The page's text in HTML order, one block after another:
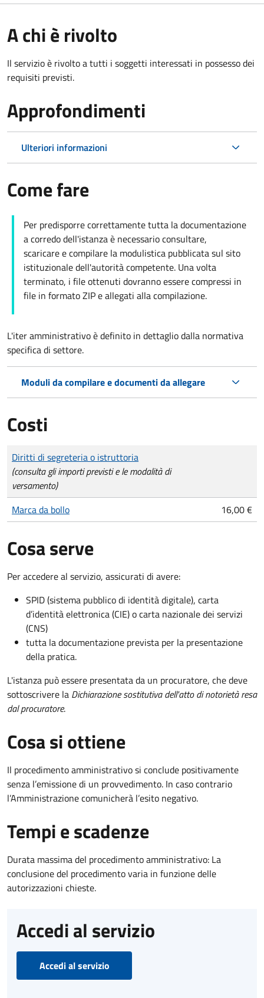
A chi è rivolto
Il servizio è rivolto a tutti i soggetti interessati in possesso dei
requisiti previsti.
Approfondimenti
Ulteriori informazioni
Come fare
Per predisporre correttamente tutta la documentazione
a corredo dell'istanza è necessario consultare,
scaricare e compilare la modulistica pubblicata sul sito
istituzionale dell'autorità competente. Una volta
terminato, i file ottenuti dovranno essere compressi in
file in formato ZIP e allegati alla compilazione.
L'iter amministrativo è definito in dettaglio dalla normativa
specifica di settore.
Moduli da compilare e documenti da allegare
Costi
Tipo di pagamento
Importo
Diritti di segreteria o istruttoria
(consulta gli importi previsti e le modalità di
versamento)
Marca da bollo
16,00 €
Cosa serve
Per accedere al servizio, assicurati di avere:
SPID (sistema pubblico di identità digitale), carta
d’identità elettronica (CIE) o carta nazionale dei servizi
(CNS)
tutta la documentazione prevista per la presentazione
della pratica.
L'istanza può essere presentata da un procuratore, che deve
sottoscrivere la Dichiarazione sostitutiva dell'atto di notorietà resa
dal procuratore.
Cosa si ottiene
Il procedimento amministrativo si conclude positivamente
senza l’emissione di un provvedimento. In caso contrario
l’Amministrazione comunicherà l’esito negativo.
Tempi e scadenze
Durata massima del procedimento amministrativo: La
conclusione del procedimento varia in funzione delle
autorizzazioni chieste.
Accedi al servizio
Accedi al servizio